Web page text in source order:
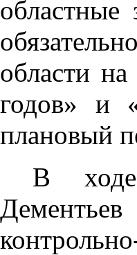
области
годов» и
плановый
В ходе